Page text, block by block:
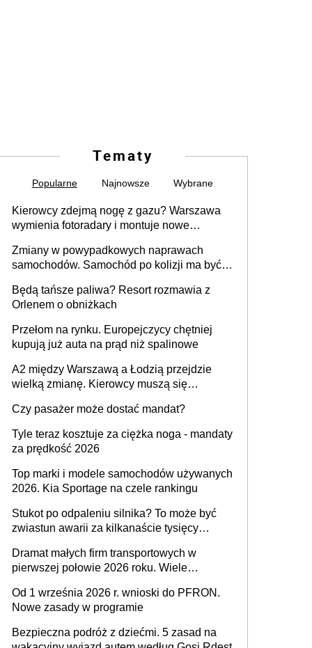
Tematy
Popularne Najnowsze Wybrane
Kierowcy zdejmą nogę z gazu? Warszawa
wymienia fotoradary i montuje nowe
Zmiany w powypadkowych naprawach
samochodów. Samochód po kolizji ma być
technologią producenta
Będą tańsze paliwa? Resort rozmawia z
Orlenem o obniżkach
Przełom na rynku. Europejczycy chętniej
kupują już auta na prąd niż spalinowe
A2 między Warszawą a Łodzią przejdzie
wielką zmianę. Kierowcy muszą się
Czy pasażer może dostać mandat?
Tyle teraz kosztuje za ciężka noga - mandaty
za prędkość 2026
Top marki i modele samochodów używanych
2026. Kia Sportage na czele rankingu
Stukot po odpaleniu silnika? To może być
zwiastun awarii za kilkanaście tysięcy
Dramat małych firm transportowych w
pierwszej połowie 2026 roku. Wiele
Od 1 września 2026 r. wnioski do PFRON.
Nowe zasady w programie
Bezpieczna podróż z dziećmi. 5 zasad na